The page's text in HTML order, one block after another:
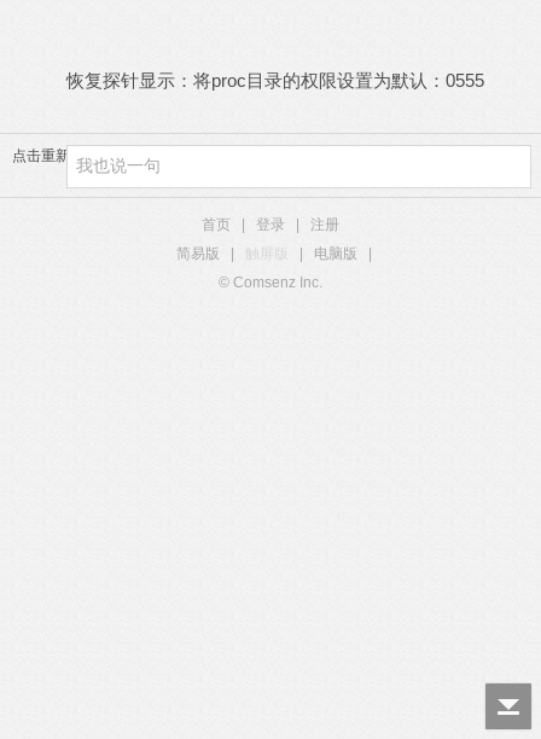
恢复探针显示：将proc目录的权限设置为默认：0555
点击重新加载
首页 登录
注册
简易版
触屏版 电脑版
© Comsenz Inc.